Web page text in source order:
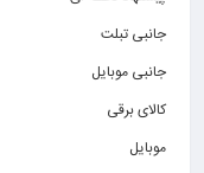
جانبی تبلت
جانبی موبایل
کالای برقی
موبایل